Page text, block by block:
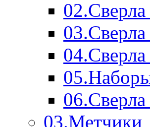
02.Сверла
03.Метчики